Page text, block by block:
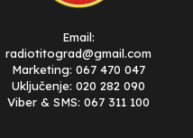
Email:
radiotitograd@gmail.com
Marketing: 067 470 047
Uključenje: 020 282 090
Viber & SMS: 067 311 100